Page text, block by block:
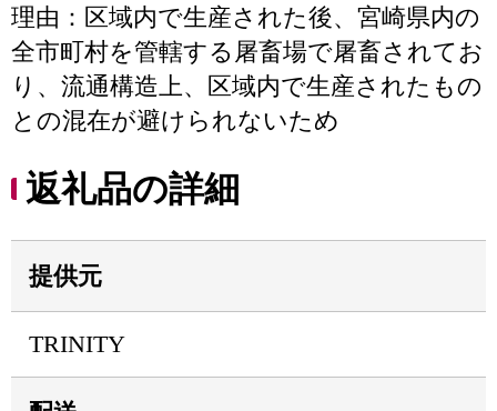
理由：区域内で生産された後、宮崎県内の
全市町村を管轄する屠畜場で屠畜されてお
り、流通構造上、区域内で生産されたもの
との混在が避けられないため
返礼品の詳細
提供元
TRINITY